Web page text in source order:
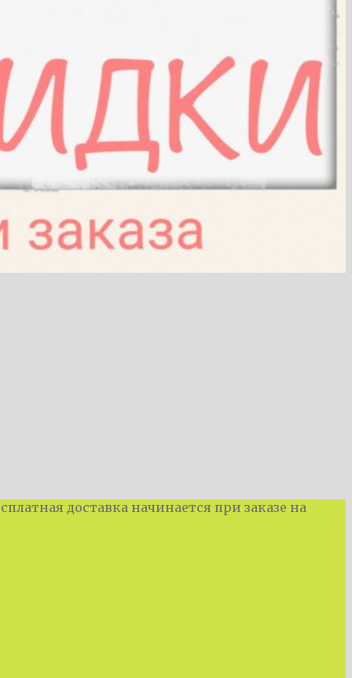
доставка начинается при заказе на